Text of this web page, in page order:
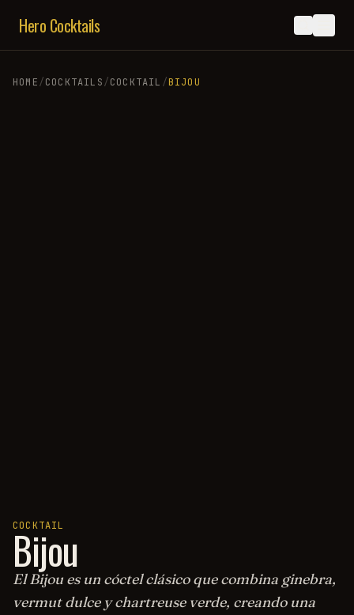
Hero Cocktails
HOME/COCKTAILS/COCKTAIL /BIJOU
COCKTAIL
Bijou
El Bijou es un cóctel clásico que combina ginebra,
vermut dulce y chartreuse verde, creando una